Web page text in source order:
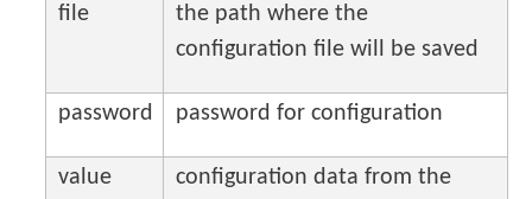
file
the path where the
configuration file will be saved
password password for configuration
value
configuration data from the